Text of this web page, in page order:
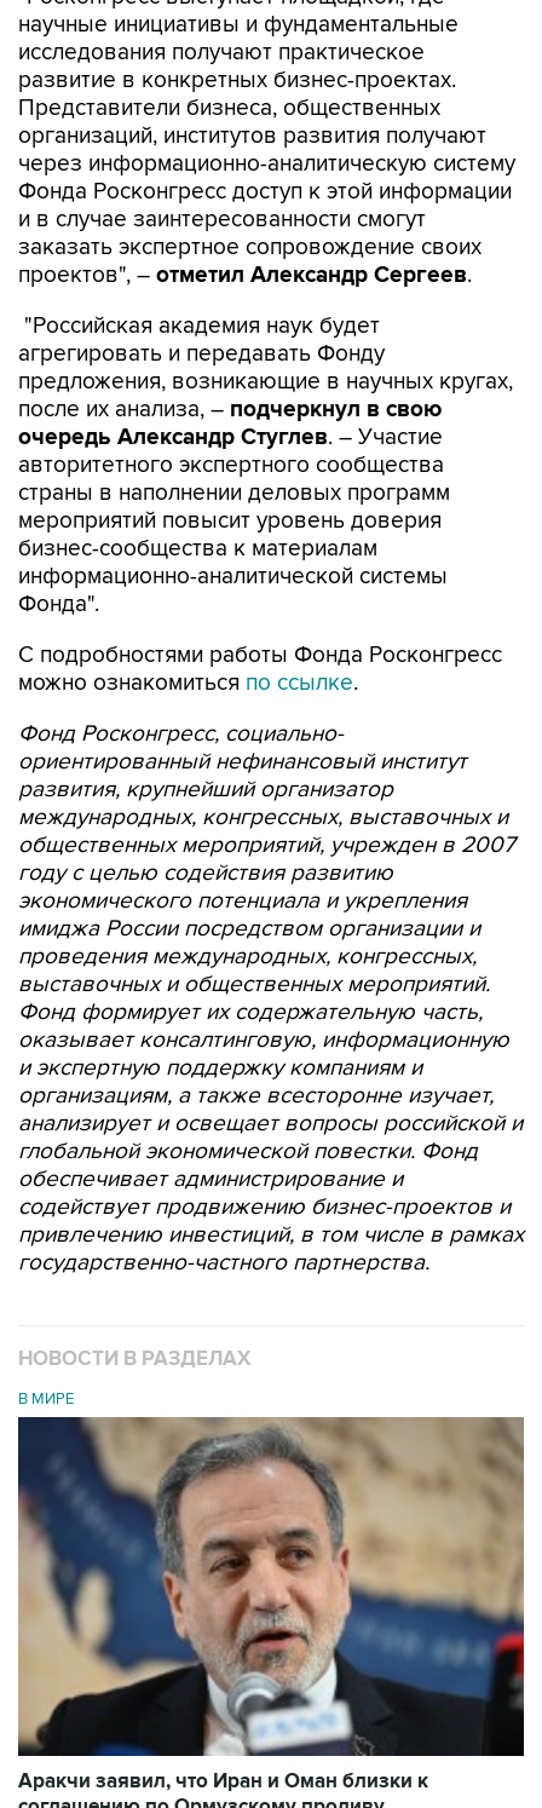
научные инициативы и фундаментальные
исследования получают практическое
развитие в конкретных бизнес-проектах.
Представители бизнеса, общественных
организаций, институтов развития получают
через информационно-аналитическую систему
Фонда Росконгресс доступ к этой информации
и в случае заинтересованности смогут
заказать экспертное сопровождение своих
проектов", – отметил Александр Сергеев.
"Российская академия наук будет
агрегировать и передавать Фонду
предложения, возникающие в научных кругах,
после их анализа, – подчеркнул в свою
очередь Александр Стуглев. – Участие
авторитетного экспертного сообщества
страны в наполнении деловых программ
мероприятий повысит уровень доверия
бизнес-сообщества к материалам
информационно-аналитической системы
Фонда".
С подробностями работы Фонда Росконгресс
можно ознакомиться по ссылке.
Фонд Росконгресс, социально-
ориентированный нефинансовый институт
развития, крупнейший организатор
международных, конгрессных, выставочных и
общественных мероприятий, учрежден в 2007
году с целью содействия развитию
экономического потенциала и укрепления
имиджа России посредством организации и
проведения международных, конгрессных,
выставочных и общественных мероприятий.
Фонд формирует их содержательную часть,
оказывает консалтинговую, информационную
и экспертную поддержку компаниям и
организациям, а также всесторонне изучает,
анализирует и освещает вопросы российской и
глобальной экономической повестки. Фонд
обеспечивает администрирование и
содействует продвижению бизнес-проектов и
привлечению инвестиций, в том числе в рамках
государственно-частного партнерства.
НОВОСТИ В РАЗДЕЛАХ
В МИРЕ
Аракчи заявил, что Иран и Оман близки к